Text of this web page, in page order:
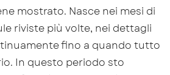
mostrato. Nasce nei mesi di
riviste più volte, nei dettagli
fino a quando tutto
In questo periodo sto